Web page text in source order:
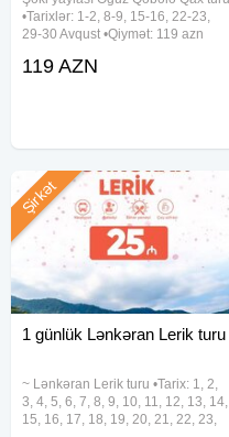
•Tarixlər: 1-2, 8-9, 15-16, 22-23,
29-30 Avqust •Qiymət: 119 azn
nəqliyyat - Səmimi və təcrübəli tur
119 AZN
1 günlük Lənkəran Lerik turu
~ Lənkəran Lerik turu •Tarix: 1, 2,
3, 4, 5, 6, 7, 8, 9, 10, 11, 12, 13, 14,
15, 16, 17, 18, 19, 20, 21, 22, 23,
Şirkət